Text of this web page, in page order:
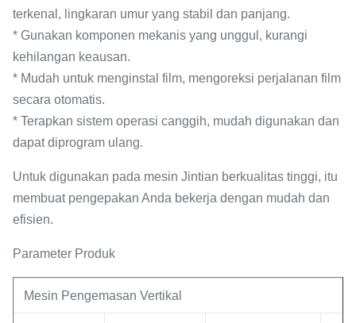
terkenal, lingkaran umur yang stabil dan panjang.
* Gunakan komponen mekanis yang unggul, kurangi
kehilangan keausan.
* Mudah untuk menginstal film, mengoreksi perjalanan film
secara otomatis.
* Terapkan sistem operasi canggih, mudah digunakan dan
dapat diprogram ulang.
Untuk digunakan pada mesin Jintian berkualitas tinggi, itu
membuat pengepakan Anda bekerja dengan mudah dan
efisien.
Parameter Produk
Mesin Pengemasan Vertikal